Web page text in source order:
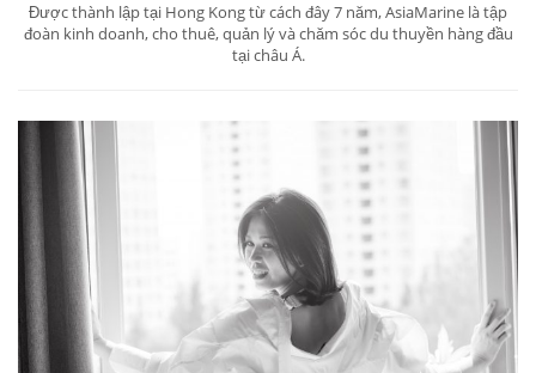
Được thành lập tại Hong Kong từ cách đây 7 năm, AsiaMarine là tập
đoàn kinh doanh, cho thuê, quản lý và chăm sóc du thuyền hàng đầu
tại châu Á.